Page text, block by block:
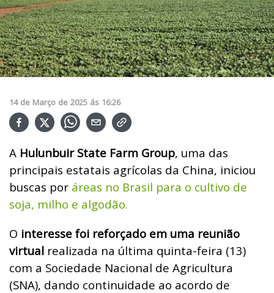
14 de Março de 2025 ás 16:26
A Hulunbuir State Farm Group, uma das
principais estatais agrícolas da China, iniciou
buscas por áreas no Brasil para o cultivo de
soja, milho e algodão.
O interesse foi reforçado em uma reunião
virtual realizada na última quinta-feira (13)
com a Sociedade Nacional de Agricultura
(SNA), dando continuidade ao acordo de